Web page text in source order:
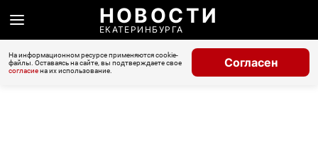
НОВОСТИ
ЕКАТЕРИНБУРГА
На информационном ресурсе применяются cookie-
файлы. Оставаясь на сайте, вы подтверждаете свое
согласиена их использование.
Согласен